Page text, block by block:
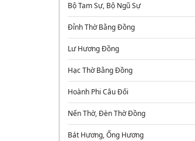
Bộ Tam Sự, Bộ Ngũ Sự
Đỉnh Thờ Bằng Đồng
Lư Hương Đồng
Hạc Thờ Bằng Đồng
Hoành Phi Câu Đối
Nến Thờ, Đèn Thờ Đồng
Bát Hương, Ống Hương